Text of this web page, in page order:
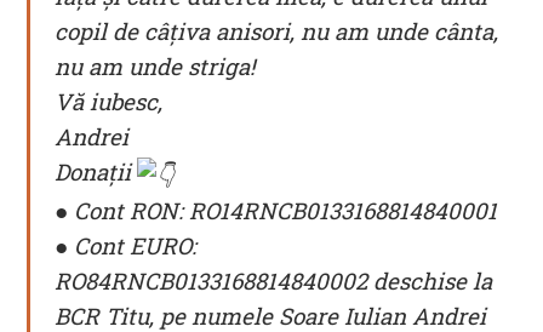
copil de câțiva anisori, nu am unde cânta,
nu am unde striga!
Vă iubesc,
Andrei
Donații
● Cont RON: RO14RNCB0133168814840001
● Cont EURO:
RO84RNCB0133168814840002 deschise la
BCR Titu, pe numele Soare Iulian Andrei